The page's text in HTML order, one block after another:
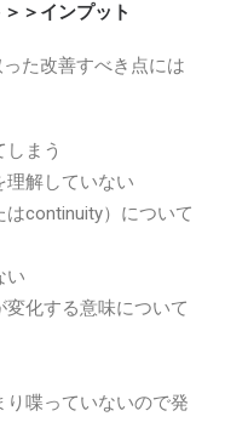
＞インプット
た改善すべき点には
まう
理解していない
はcontinuity）について
い
化する意味について
喋っていないので発